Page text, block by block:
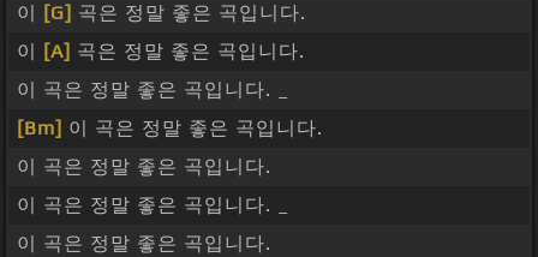
이
[G] 곡은 정말 좋은 곡입니다.
이
[A] 곡은 정말 좋은 곡입니다.
이 곡은 정말 좋은 곡입니다. _
[Bm] 이 곡은 정말 좋은 곡입니다.
이 곡은 정말 좋은 곡입니다.
이 곡은 정말 좋은 곡입니다. _
이 곡은 정말 좋은 곡입니다.